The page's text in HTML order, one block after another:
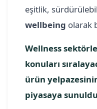
eşitlik,
wellbeing olarak
Wellness
konuları
ürün
piyasaya